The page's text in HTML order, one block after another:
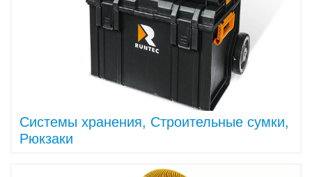
Системы хранения, Строительные сумки,
Рюкзаки